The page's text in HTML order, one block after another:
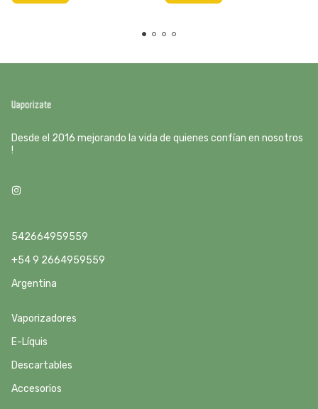
Desde el 2016 mejorando la vida de quienes confían en nosotros
!
542664959559
+54 9 2664959559
Argentina
Vaporizadores
E-Líquis
Descartables
Accesorios